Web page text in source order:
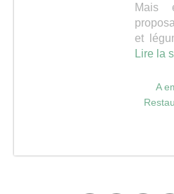
Mais
et
Lire la
A